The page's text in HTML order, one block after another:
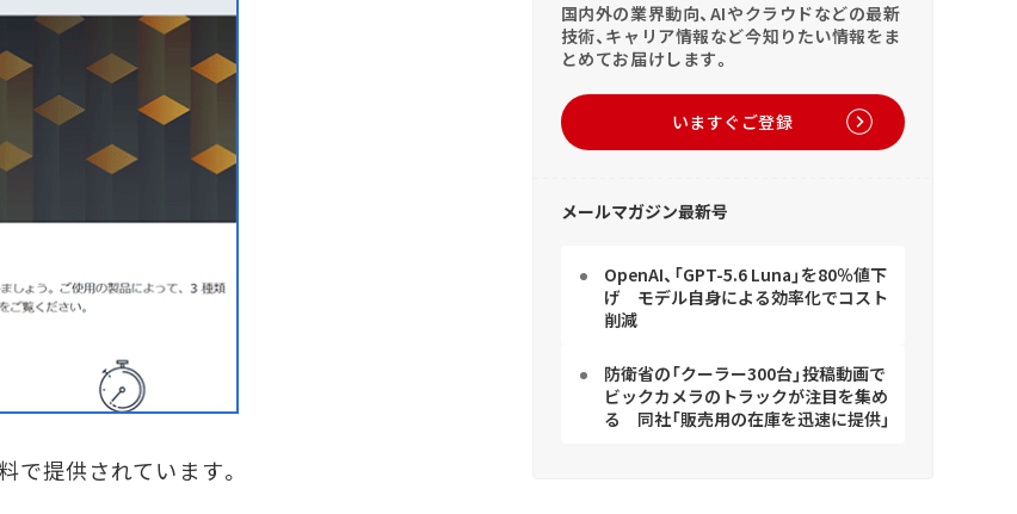
提供されています。
国内外の業界動向、AIやクラウドなどの最新
技術、キャリア情報など今知りたい情報をま
とめてお届けします。
いますぐご登録
メールマガジン最新号
OpenAI、「GPT-5.6 Luna」を80％値下
げ モデル自身による効率化でコスト
削減
防衛省の「クーラー300台」投稿動画で
ビックカメラのトラックが注目を集め
る 同社「販売用の在庫を迅速に提供」